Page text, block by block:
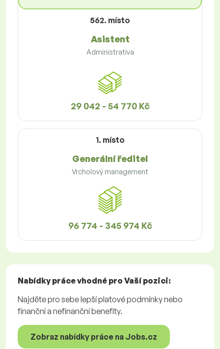
562. místo
Asistent
Administrativa
29 042 - 54 770 Kč
1. místo
Generální ředitel
Vrcholový management
96 774 - 345 974 Kč
Nabídky prácevhodné pro Vaší pozici:
Najděte pro sebe lepší platové podmínky nebo
finanční a nefinanční benefity.
Zobraz nabídky práce na Jobs.cz